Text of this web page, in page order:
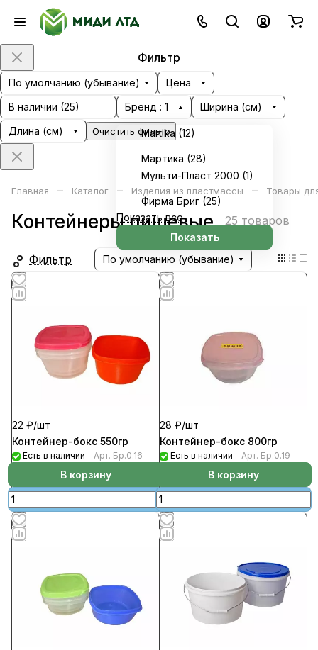
Фильтр
По умолчанию (убывание)
Цена
В наличии (25) Бренд : 1
Martika (12)
Мартика (28)
Мульти-Пласт 2000 (1)
Фирма Бриг (25)
Показать все
Показать
Ширина (см)
Длина (см)
Очистить фильтр
Главная – Каталог – Изделия из пластмассы – Товары
Контейнеры пищевые 25 товаров
Фильтр По умолчанию (убывание)
22 ₽/шт
Контейнер-бокс 550гр
Есть в наличии Арт. Бр.0.16
В корзину
28 ₽/шт
Контейнер-бокс 800гр
Есть в наличии Арт. Бр.0.19
В корзину